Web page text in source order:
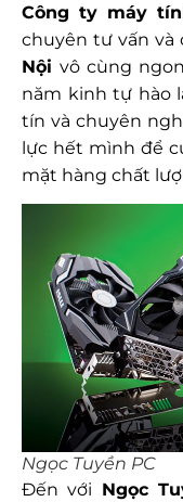
Công ty máy
chuyên tư vấn và
Nộivô cùng
năm kinh tự hào
tín và chuyên
lực hết mình để
mặt hàng chất
Ngọc Tuyền PC
Đến với Ngọc